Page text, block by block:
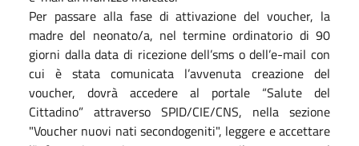
Per passare alla fase di attivazione del voucher, la
madre del neonato/a, nel termine ordinatorio di 90
giorni dalla data di ricezione dell’sms o dell’e-mail con
cui è stata comunicata l’avvenuta creazione del
voucher, dovrà accedere al portale “Salute del
Cittadino” attraverso SPID/CIE/CNS, nella sezione
"Voucher nuovi nati secondogeniti", leggere e accettare